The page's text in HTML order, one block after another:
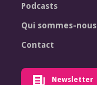
Podcasts
Qui sommes-nous
Contact
Newsletter